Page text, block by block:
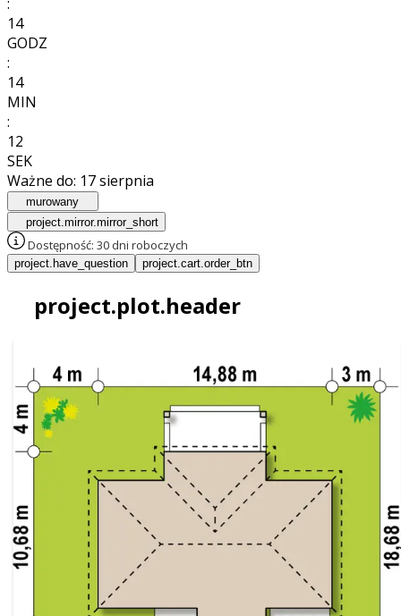
14
GODZ
:
14
MIN
:
09
SEK
Ważne do: 17 sierpnia
murowany
project.mirror.mirror_short
Dostępność: 30 dni roboczych
project.have_question project.cart.order_btn
project.plot.header